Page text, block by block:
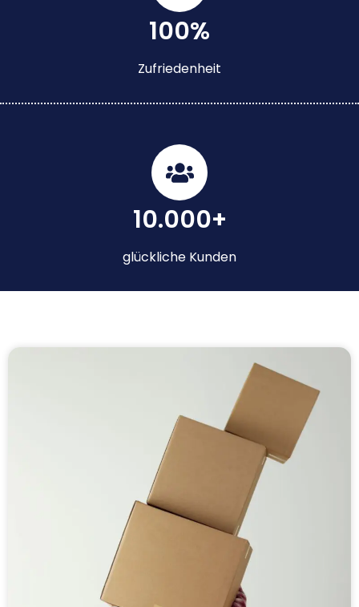
100%
Zufriedenheit
10.000+
glückliche Kunden